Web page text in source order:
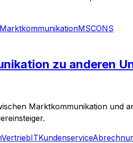
MarktkommunikationMSCONS
zu anderen
Marktkommunikation und
VertriebITKundenservice